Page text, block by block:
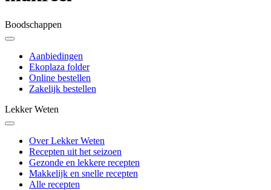
Boodschappen
Aanbiedingen
Ekoplaza folder
Online bestellen
Zakelijk bestellen
Lekker Weten
Over Lekker Weten
Recepten uit het seizoen
Gezonde en lekkere recepten
Makkelijk en snelle recepten
Alle recepten